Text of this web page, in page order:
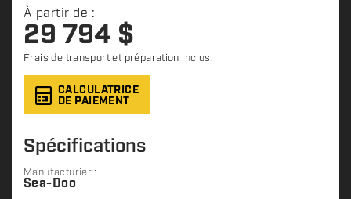
À partir de :
29 794 $
Frais de transport et préparation inclus.
CALCULATRICE
DE PAIEMENT
Spécifications
Manufacturier :
Sea-Doo